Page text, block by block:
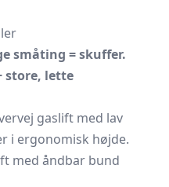
småting = skuffer.
store, lette
gaslift med lav
i ergonomisk højde.
med åndbar bund